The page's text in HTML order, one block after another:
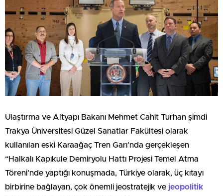
Ulaştırma ve Altyapı Bakanı Mehmet Cahit Turhan şimdi
Trakya Üniversitesi Güzel Sanatlar Fakültesi olarak
kullanılan eski Karaağaç Tren Garı’nda gerçekleşen
“Halkalı Kapıkule Demiryolu Hattı Projesi Temel Atma
Töreni’nde yaptığı konuşmada, Türkiye olarak, üç kıtayı
birbirine bağlayan, çok önemli jeostratejik ve jeopolitik